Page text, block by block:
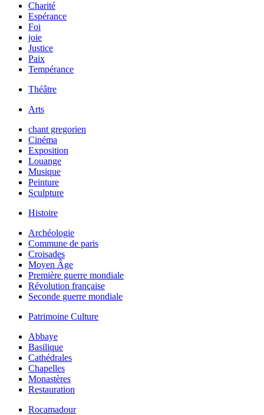
Charité
Espérance
Foi
joie
Justice
Paix
Tempérance
Théâtre
Arts
chant gregorien
Cinéma
Exposition
Louange
Musique
Peinture
Sculpture
Histoire
Archéologie
Commune de paris
Croisades
Moyen Âge
Première guerre mondiale
Révolution française
Seconde guerre mondiale
Patrimoine Culture
Abbaye
Basilique
Cathédrales
Chapelles
Monastères
Restauration
Rocamadour